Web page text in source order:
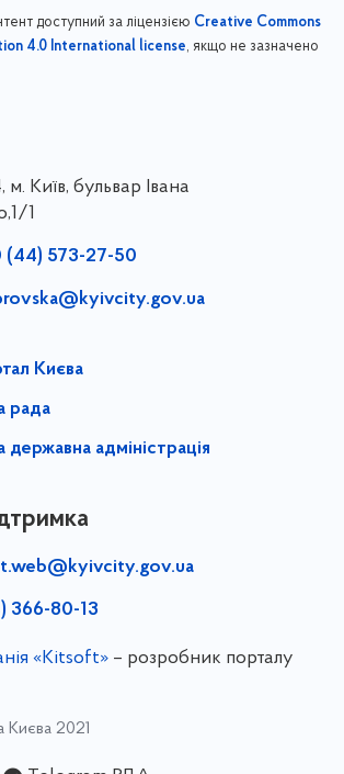
доступний за ліцензією Creative Commons
4.0 International license, якщо не зазначено
м. Київ, бульвар Івана
1
(44) 573-27-50
Києва
рада
державна адміністрація
366-80-13
«Kitsoft»– розробник порталу
Києва 2021